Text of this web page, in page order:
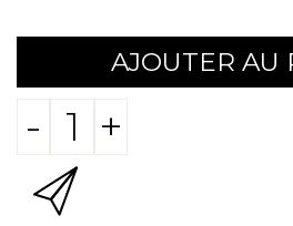
AJOUTER AU
- +